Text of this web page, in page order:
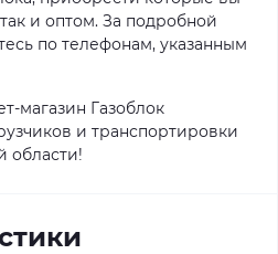
и оптом. За подробной
по телефонам, указанным
магазин Газоблок
и транспортировки
области!